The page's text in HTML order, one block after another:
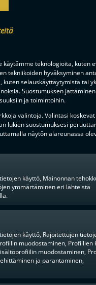
teknologioita, kuten
tekniikoiden hyväksyminen
selauskäyttäytymistä tai
Suostumuksen
ja toimintoihin.
valintoja. Valintasi
lukien suostumuksesi
näytön alareunassa
käyttö, Mainonnan
ymmärtäminen eri lähteistä
käyttö, Rajoitettujen
muodostaminen, Profiilien
muodostaminen,
ja parantaminen,
Justus Kainulainen
Väkivaltainen
2 MIN